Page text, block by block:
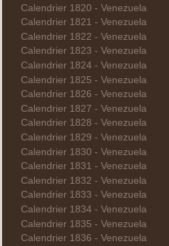
Calendrier 1820 - Venezuela
Calendrier 1821 - Venezuela
Calendrier 1822 - Venezuela
Calendrier 1823 - Venezuela
Calendrier 1824 - Venezuela
Calendrier 1825 - Venezuela
Calendrier 1826 - Venezuela
Calendrier 1827 - Venezuela
Calendrier 1828 - Venezuela
Calendrier 1829 - Venezuela
Calendrier 1830 - Venezuela
Calendrier 1831 - Venezuela
Calendrier 1832 - Venezuela
Calendrier 1833 - Venezuela
Calendrier 1834 - Venezuela
Calendrier 1835 - Venezuela
Calendrier 1836 - Venezuela